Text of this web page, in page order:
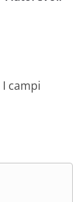
I campi